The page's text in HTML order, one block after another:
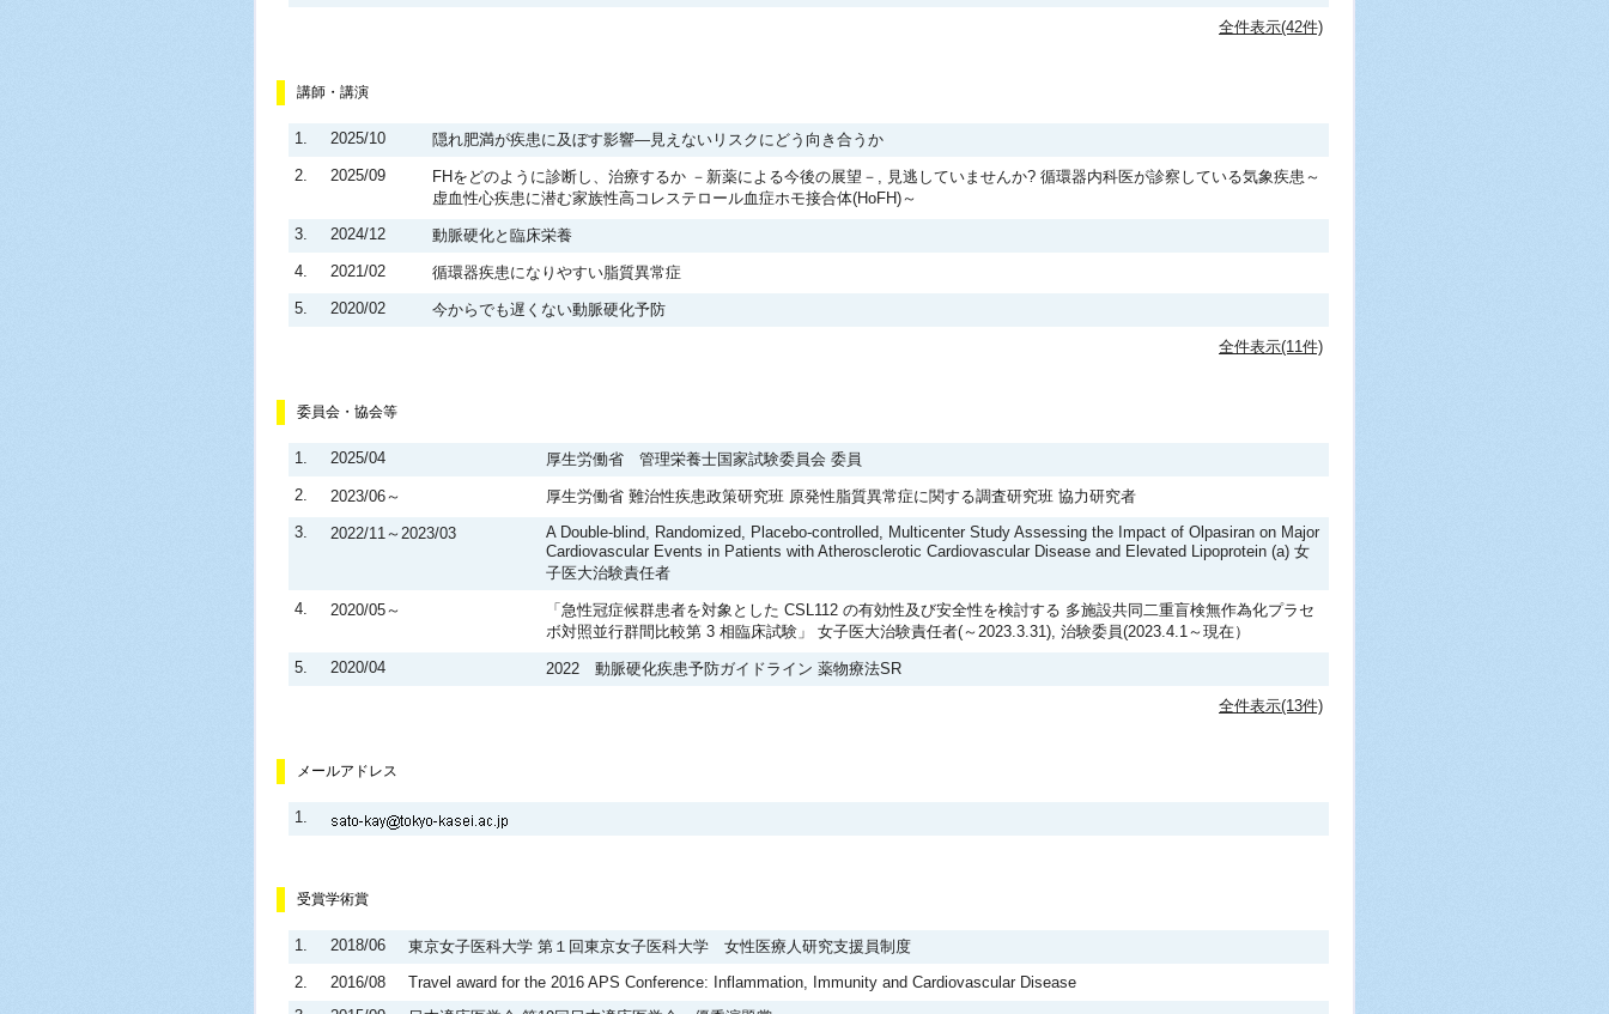
全件表示(42件)
講師・講演
1. 2025/10
隠れ肥満が疾患に及ぼす影響―見えないリスクにどう向き合うか
2.
2025/09
FHをどのように診断し、治療するか －新薬による今後の展望－, 見逃していませんか? 循環器内科医が診察している気象疾患～
虚血性心疾患に潜む家族性高コレステロール血症ホモ接合体(HoFH)～
3.
2024/12
動脈硬化と臨床栄養
4.
2021/02
循環器疾患になりやすい脂質異常症
5.
2020/02 今からでも遅くない動脈硬化予防
全件表示(11件)
委員会・協会等
1. 2025/04
厚生労働省 管理栄養士国家試験委員会 委員
2.
2023/06～
厚生労働省 難治性疾患政策研究班 原発性脂質異常症に関する調査研究班 協力研究者
3.
2022/11～2023/03
A Double-blind, Randomized, Placebo-controlled, Multicenter Study Assessing the Impact of Olpasiran on Major
Cardiovascular Events in Patients with Atherosclerotic Cardiovascular Disease and Elevated Lipoprotein (a) 女
子医大治験責任者
4.
2020/05～
「急性冠症候群患者を対象とした CSL112 の有効性及び安全性を検討する 多施設共同二重盲検無作為化プラセ
ボ対照並行群間比較第 3 相臨床試験」 女子医大治験責任者(～2023.3.31), 治験委員(2023.4.1～現在）
5.
2020/04 2022 動脈硬化疾患予防ガイドライン 薬物療法SR
全件表示(13件)
メールアドレス
1.
受賞学術賞
1. 2018/06
東京女子医科大学 第１回東京女子医科大学 女性医療人研究支援員制度
2.
2016/08
Travel award for the 2016 APS Conference: Inflammation, Immunity and Cardiovascular Disease